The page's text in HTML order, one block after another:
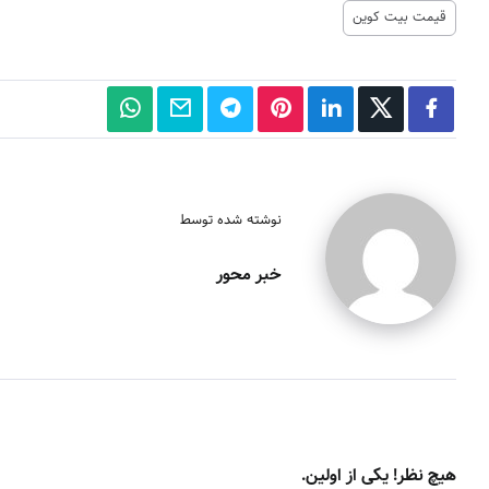
قیمت بیت کوین
نوشته شده توسط
خبر محور
هیچ نظر! یکی از اولین.